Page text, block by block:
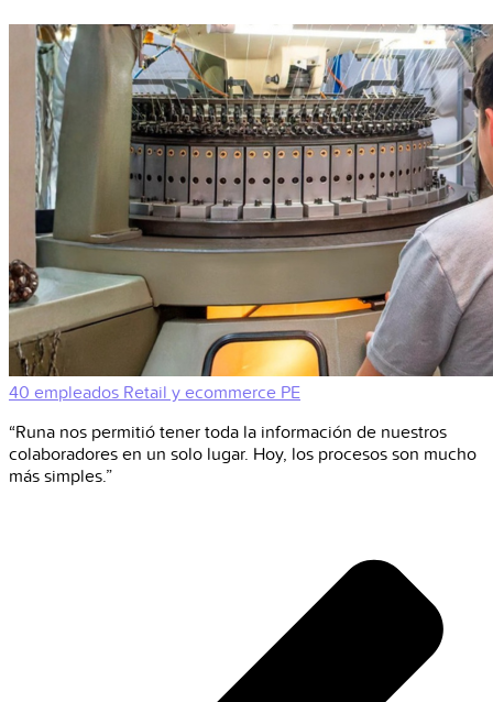
40 empleados Retail y ecommerce PE
“Runa nos permitió tener toda la información de nuestros
colaboradores en un solo lugar. Hoy, los procesos son mucho
más simples.”